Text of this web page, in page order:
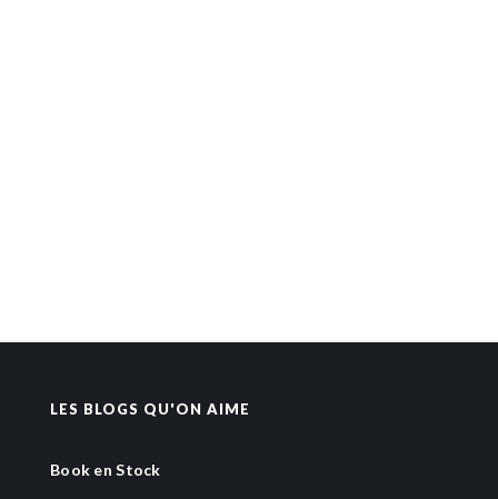
LES BLOGS QU'ON AIME
Book en Stock